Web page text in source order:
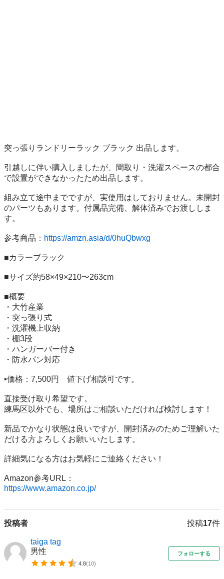
突っ張りランドリーラック ブラック 出品します。
引越しに伴い購入しましたが、間取り・洗濯スペースの都合
で設置ができなかったため出品します。
組み立て途中までですが、実使用はしておりません。未開封
のパーツもあります。付属品完備、解体済みでお渡ししま
す。
参考商品： https://amzn.asia/d/0huQbwxg
■カラーブラック
■サイズ約58×49×210〜263cm
■概要
・大竹産業
・突っ張り式
・洗濯機上収納
・棚3段
・ハンガーバー付き
・防水パン対応
▪️価格：7,500円　値下げ相談可です。
直接受け取り希望です。
練馬区以外でも、場所はご相談いただければ検討します！
新品でかなり状態は良いですが、開封済みのためご理解いた
だける方よろしくお願いいたします。
詳細気になる方はお気軽にご連絡ください！
https://www.amazon.co.jp/
投稿者 投稿17件
taiga tag
男性
4.8(10)
フォローする